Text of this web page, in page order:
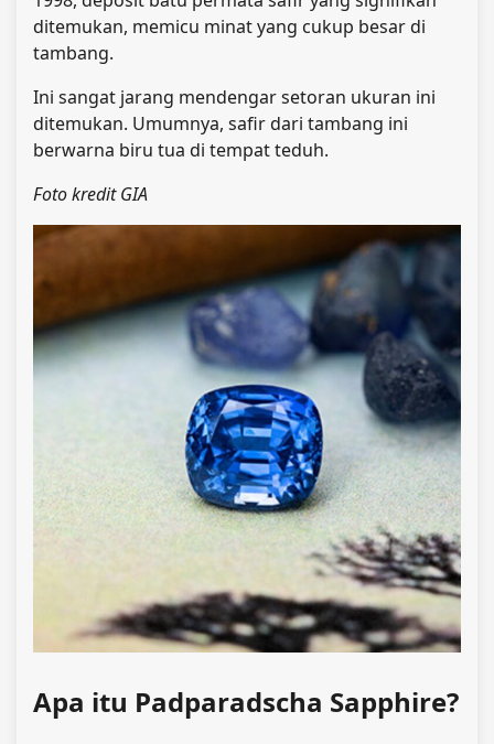
ditemukan, memicu minat yang cukup besar di
tambang.
Ini sangat jarang mendengar setoran ukuran ini
ditemukan. Umumnya, safir dari tambang ini
berwarna biru tua di tempat teduh.
Foto kredit GIA
Apa itu Padparadscha Sapphire?